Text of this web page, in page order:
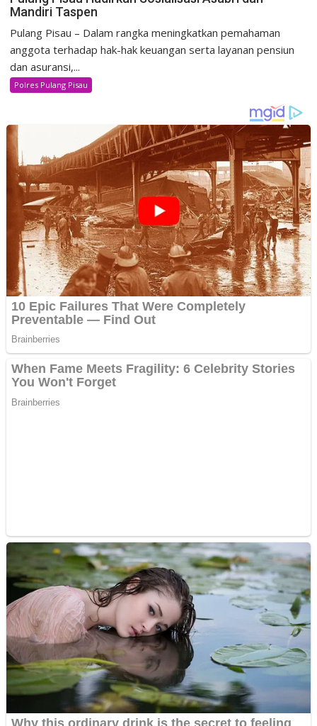
Mandiri Taspen
Pulang Pisau – Dalam rangka meningkatkan pemahaman
anggota terhadap hak-hak keuangan serta layanan pensiun
dan asuransi,...
Polres Pulang Pisau